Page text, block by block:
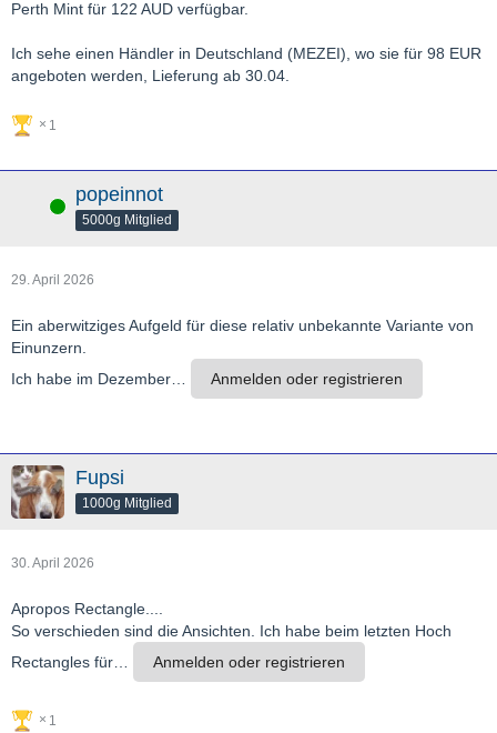
Perth Mint für 122 AUD verfügbar.
Ich sehe einen Händler in Deutschland (MEZEI), wo sie für 98 EUR
angeboten werden, Lieferung ab 30.04.
1
Online popeinnot
5000g Mitglied
29. April 2026
Ein aberwitziges Aufgeld für diese relativ unbekannte Variante von
Einunzern.
Ich habe im Dezember…
Anmelden oder registrieren
Fupsi
1000g Mitglied
30. April 2026
Apropos Rectangle....
So verschieden sind die Ansichten. Ich habe beim letzten Hoch
Rectangles für…
Anmelden oder registrieren
1